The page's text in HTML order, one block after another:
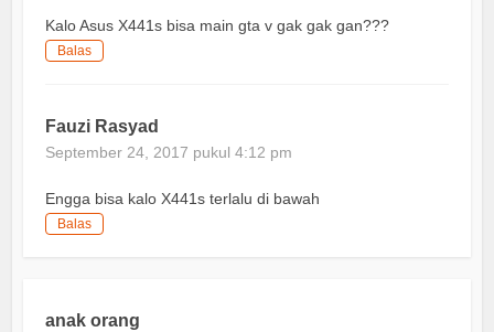
Kalo Asus X441s bisa main gta v gak gak gan???
Balas
Fauzi Rasyad
September 24, 2017 pukul 4:12 pm
Engga bisa kalo X441s terlalu di bawah
Balas
anak orang